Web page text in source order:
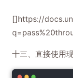
[]https://
十三、直接使用